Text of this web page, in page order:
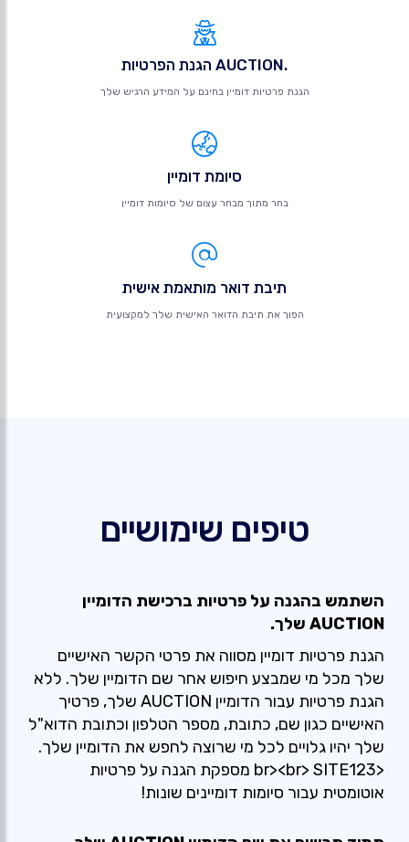
.AUCTION הגנת הפרטיות
הגנת פרטיות דומיין בחינם על המידע הרגיש שלך
סיומת דומיין
בחר מתוך מבחר עצום של סיומות דומיין
תיבת דואר מותאמת אישית
הפוך את תיבת הדואר האישית שלך למקצועית
טיפים שימושיים
השתמש בהגנה על פרטיות ברכישת הדומיין
AUCTION שלך.
הגנת פרטיות דומיין מסווה את פרטי הקשר האישיים
שלך מכל מי שמבצע חיפוש אחר שם הדומיין שלך. ללא
הגנת פרטיות עבור הדומיין AUCTION שלך, פרטיך
האישיים כגון שם, כתובת, מספר הטלפון וכתובת הדוא"ל
שלך יהיו גלויים לכל מי שרוצה לחפש את הדומיין שלך.
<br><br> SITE123 מספקת הגנה על פרטיות
אוטומטית עבור סיומות דומיינים שונות!